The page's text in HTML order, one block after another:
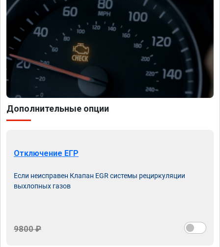
Дополнительные опции
Отключение ЕГР
Если неисправен Клапан EGR системы рециркуляции
выхлопных газов
9800 ₽